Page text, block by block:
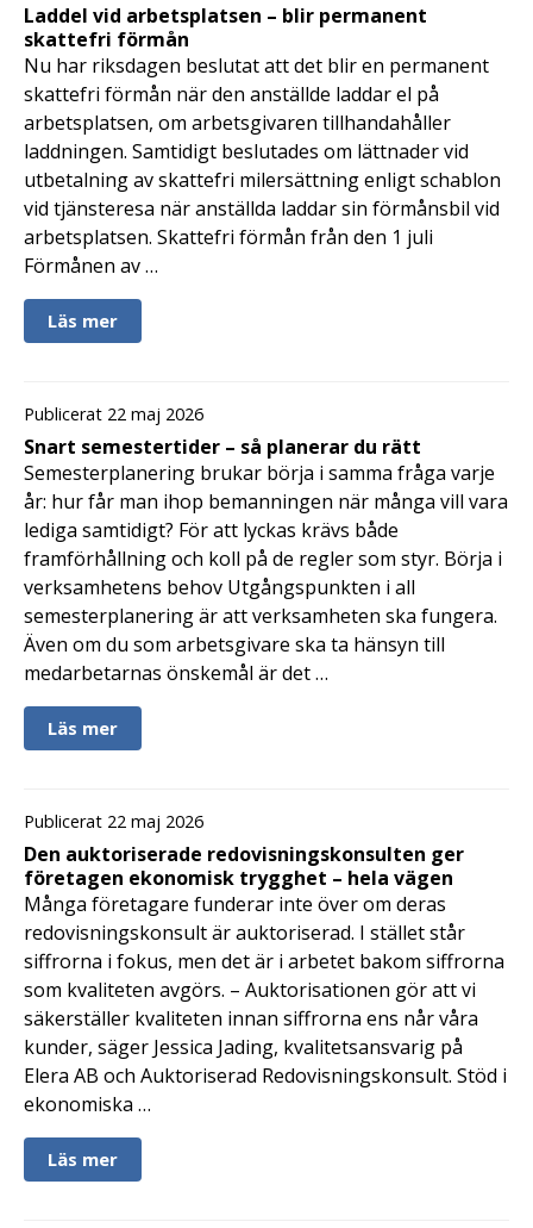
Laddel vid arbetsplatsen – blir permanent
skattefri förmån
Nu har riksdagen beslutat att det blir en permanent
skattefri förmån när den anställde laddar el på
arbetsplatsen, om arbetsgivaren tillhandahåller
laddningen. Samtidigt beslutades om lättnader vid
utbetalning av skattefri milersättning enligt schablon
vid tjänsteresa när anställda laddar sin förmånsbil vid
arbetsplatsen. Skattefri förmån från den 1 juli
Förmånen av …
Läs mer
Publicerat 22 maj 2026
Snart semestertider – så planerar du rätt
Semesterplanering brukar börja i samma fråga varje
år: hur får man ihop bemanningen när många vill vara
lediga samtidigt? För att lyckas krävs både
framförhållning och koll på de regler som styr. Börja i
verksamhetens behov Utgångspunkten i all
semesterplanering är att verksamheten ska fungera.
Även om du som arbetsgivare ska ta hänsyn till
medarbetarnas önskemål är det …
Läs mer
Publicerat 22 maj 2026
Den auktoriserade redovisningskonsulten ger
företagen ekonomisk trygghet – hela vägen
Många företagare funderar inte över om deras
redovisningskonsult är auktoriserad. I stället står
siffrorna i fokus, men det är i arbetet bakom siffrorna
som kvaliteten avgörs. – Auktorisationen gör att vi
säkerställer kvaliteten innan siffrorna ens når våra
kunder, säger Jessica Jading, kvalitetsansvarig på
Elera AB och Auktoriserad Redovisningskonsult. Stöd i
ekonomiska …
Läs mer